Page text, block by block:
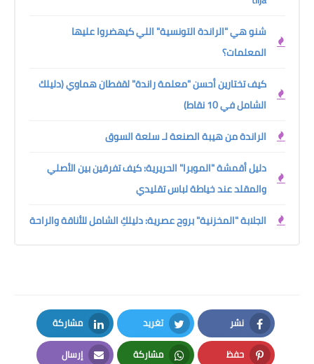
شنو هي "الراندة التونسية" اللي كيهضروا عليها
المعلمات؟
كيف تختارين أحسن "معلمة راندة" لقفطان هماوي (دليلك
الشامل في 10 نقاط)
الراندة من هيبة الصنعة لـ سلعة السوق
دليل أقمشة "الموبرا" الحريرية: كيف تفرقين بين الأصلي
والمقلد عند خياطة لباس تقليدي
الجلابة "المخزنية" بروح عصرية: دليلكِ الشامل للأناقة والراحة
نشر
Facebook
تغريد
Twitter
مشاركة
LinkedIn
حفظ مشاركة إرسال